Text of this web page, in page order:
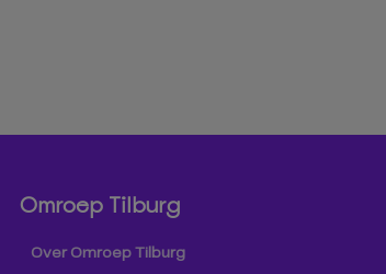
Omroep Tilburg
Over Omroep Tilburg